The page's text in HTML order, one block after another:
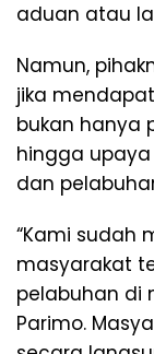
aduan atau
Namun,
jika
bukan hanya
hingga
dan
“Kami sudah
masyarakat
pelabuhan di
Parimo.